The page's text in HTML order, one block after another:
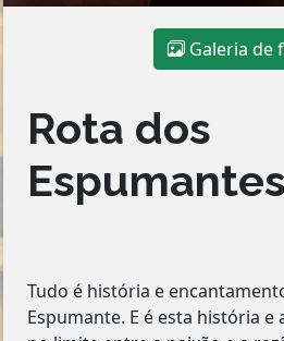
Galeria de
Rota dos
Espumantes
Tudo é história e
Espumante. E é esta história e